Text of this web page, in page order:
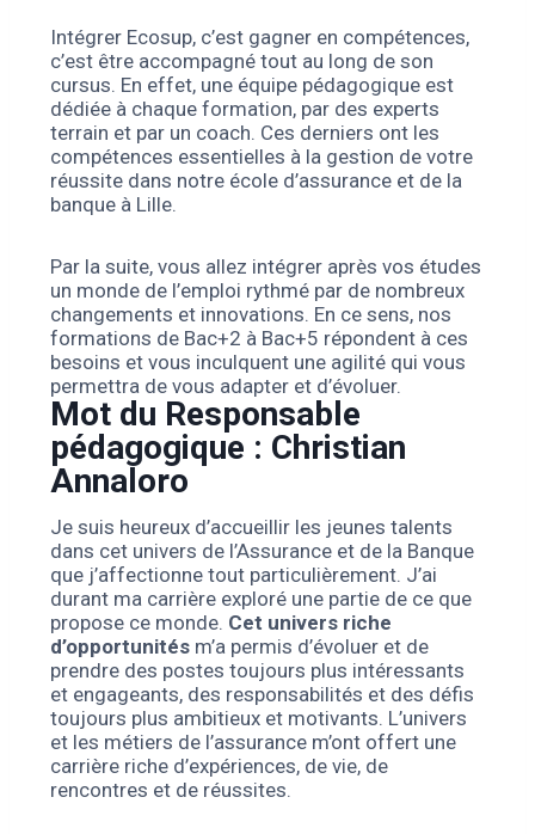
Intégrer Ecosup, c’est gagner en compétences,
c’est être accompagné tout au long de son
cursus. En effet, une équipe pédagogique est
dédiée à chaque formation, par des experts
terrain et par un coach. Ces derniers ont les
compétences essentielles à la gestion de votre
réussite dans notre école d’assurance et de la
banque à Lille.
Par la suite, vous allez intégrer après vos études
un monde de l’emploi rythmé par de nombreux
changements et innovations. En ce sens, nos
formations de Bac+2 à Bac+5 répondent à ces
besoins et vous inculquent une agilité qui vous
permettra de vous adapter et d’évoluer.
Mot du Responsable
pédagogique : Christian
Annaloro
Je suis heureux d’accueillir les jeunes talents
dans cet univers de l’Assurance et de la Banque
que j’affectionne tout particulièrement. J’ai
durant ma carrière exploré une partie de ce que
propose ce monde. Cet univers riche
d’opportunités m’a permis d’évoluer et de
prendre des postes toujours plus intéressants
et engageants, des responsabilités et des défis
toujours plus ambitieux et motivants. L’univers
et les métiers de l’assurance m’ont offert une
carrière riche d’expériences, de vie, de
rencontres et de réussites.